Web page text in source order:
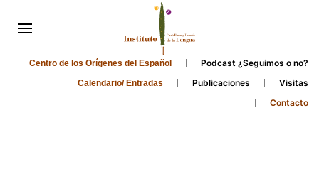
Centro de los Orígenes del Español Podcast ¿Seguimos o no?
Calendario/ Entradas Publicaciones Visitas Contacto